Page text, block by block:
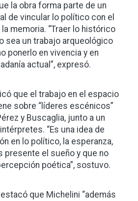
la obra forma parte de un
de vincular lo político con el
memoria. “Traer lo histórico
sea un trabajo arqueológico
ponerlo en vivencia y en
actual”, expresó.
que el trabajo en el espacio
sobre “líderes escénicos”
y Buscaglia, junto a un
“Es una idea de
en lo político, la esperanza,
presente el sueño y que no
poética”, sostuvo.
que Michelini “además